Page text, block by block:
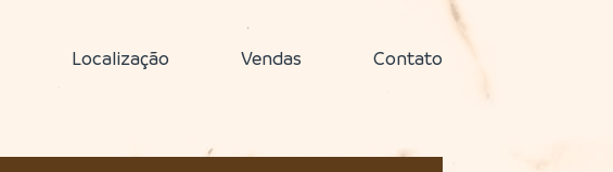
Localização Vendas Contato